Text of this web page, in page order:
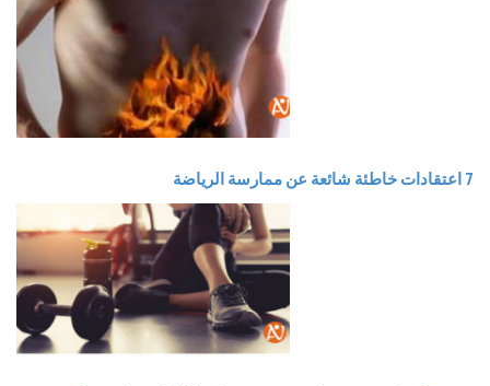
7 اعتقادات خاطئة شائعة عن ممارسة الرياضة